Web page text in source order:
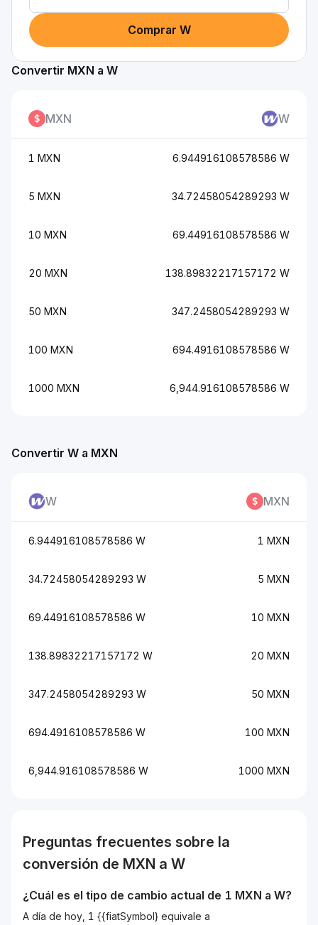
Comprar W
Convertir W a MXN
W MXN
6.944916108578586 W 1 MXN
34.72458054289293 W 5 MXN
69.44916108578586 W 10 MXN
138.89832217157172 W 20 MXN
347.2458054289293 W 50 MXN
694.4916108578586 W 100 MXN
6,944.916108578586 W 1000 MXN
Convertir MXN a W
MXN W
1 MXN 6.944916108578586 W
5 MXN 34.72458054289293 W
10 MXN 69.44916108578586 W
20 MXN 138.89832217157172 W
50 MXN 347.2458054289293 W
100 MXN 694.4916108578586 W
1000 MXN 6,944.916108578586 W
Preguntas frecuentes sobre la
conversión de MXN a W
¿Cuál es el tipo de cambio actual de 1 MXN a W?
A día de hoy, 1 {{fiatSymbol} equivale a